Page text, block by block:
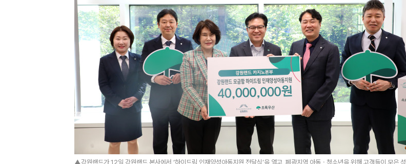
▲강원랜드가 12일 강원랜드 본사에서 ‘하이드림 인재양성아동지원 전달식’을 열고, 폐광지역 아동ㆍ청소년을 위해 고객들이 모은 성